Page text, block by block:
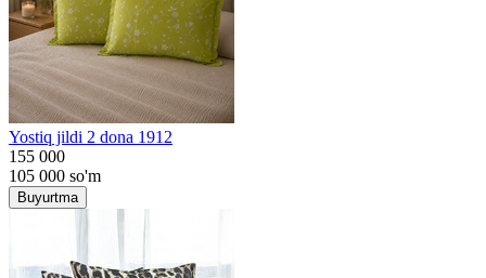
Yostiq jildi 2 dona 1912
155 000
105 000 so'm
Buyurtma